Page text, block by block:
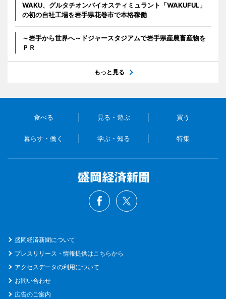
WAKU、グルタチオンバイオスティミュラント「WAKUFUL」
の初の自社工場を岩手県花巻市で本格稼働
～岩手から世界へ～ドジャースタジアムで岩手県産農畜産物を
ＰＲ
もっと見る
食べる 見る・遊ぶ 買う
暮らす・働く 学ぶ・知る 特集
盛岡経済新聞について
プレスリリース・情報提供はこちらから
アクセスデータの利用について
お問い合わせ
広告のご案内